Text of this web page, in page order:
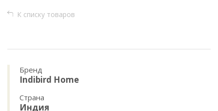
К списку товаров
Бренд
Indibird Home
Страна
Индия